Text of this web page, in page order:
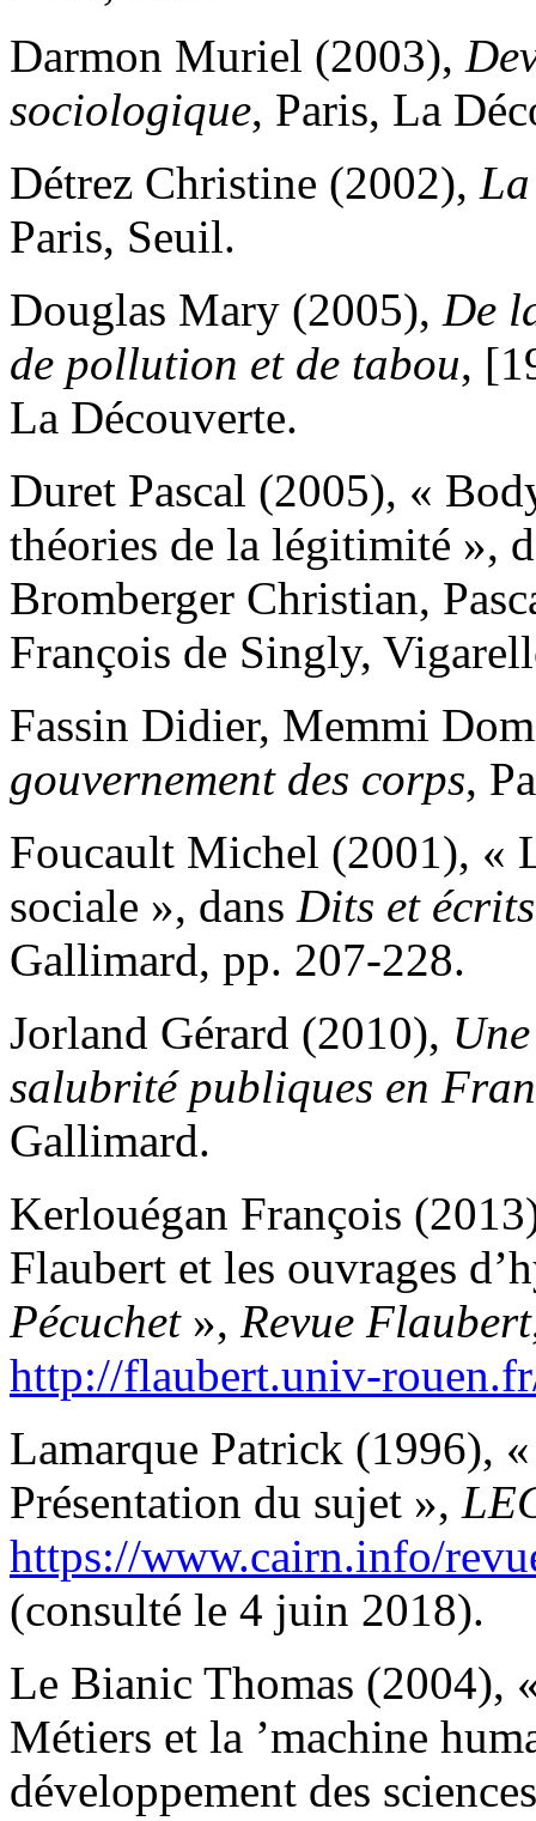
Darmon Muriel (2003),
sociologique, Paris, La
Détrez Christine (2002),
Paris, Seuil.
Douglas Mary (2005), De
de pollution et de tabou,
La Découverte.
Duret Pascal (2005), «
théories de la légitimité »,
Bromberger Christian,
François de Singly,
Fassin Didier, Memmi
gouvernement des corps,
Foucault Michel (2001), «
sociale », dans Dits et
Gallimard, pp. 207-228.
Jorland Gérard (2010),
salubrité publiques en
Gallimard.
Kerlouégan François
Flaubert et les ouvrages
Pécuchet», Revue Flaubert
http://flaubert.univ-
Lamarque Patrick (1996),
Présentation du sujet »,
https://www.cairn.info/
(consulté le 4 juin 2018).
Le Bianic Thomas (2004),
Métiers et la ’machine
développement des